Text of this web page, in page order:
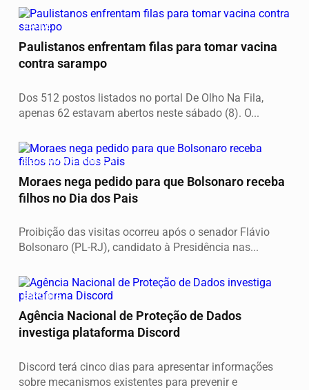
SAÚDE
Paulistanos enfrentam filas para tomar vacina
contra sarampo
Dos 512 postos listados no portal De Olho Na Fila,
apenas 62 estavam abertos neste sábado (8). O...
SEGURANÇA PÚBLICA
Moraes nega pedido para que Bolsonaro receba
filhos no Dia dos Pais
Proibição das visitas ocorreu após o senador Flávio
Bolsonaro (PL-RJ), candidato à Presidência nas...
ESPORTE
Agência Nacional de Proteção de Dados
investiga plataforma Discord
Discord terá cinco dias para apresentar informações
sobre mecanismos existentes para prevenir e